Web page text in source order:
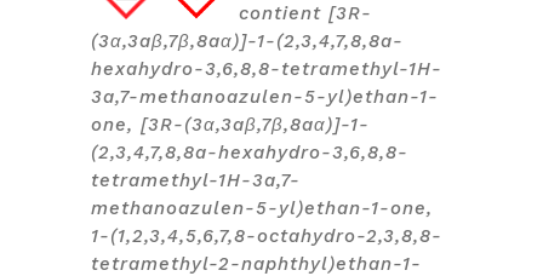
contient [3R-
(3α,3aβ,7β,8aα)]-1-(2,3,4,7,8,8a-
hexahydro-3,6,8,8-tetramethyl-1H-
3a,7-methanoazulen-5-yl)ethan-1-
one, [3R-(3α,3aβ,7β,8aα)]-1-
(2,3,4,7,8,8a-hexahydro-3,6,8,8-
tetramethyl-1H-3a,7-
methanoazulen-5-yl)ethan-1-one,
1-(1,2,3,4,5,6,7,8-octahydro-2,3,8,8-
tetramethyl-2-naphthyl)ethan-1-